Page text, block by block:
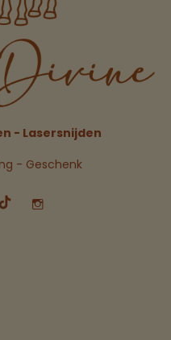
- Lasersnijden
- Geschenk